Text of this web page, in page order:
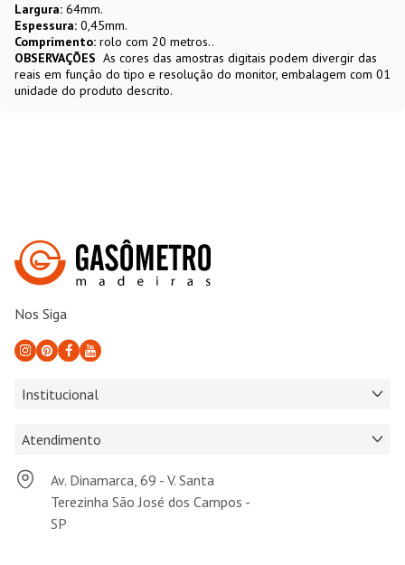
Largura: 64mm.
Espessura: 0,45mm.
Comprimento: rolo com 20 metros..
OBSERVAÇÕES As cores das amostras digitais podem divergir das
reais em função do tipo e resolução do monitor, embalagem com 01
unidade do produto descrito.
Nos Siga
Institucional
Atendimento
Av. Dinamarca, 69 - V. Santa
Terezinha São José dos Campos -
SP